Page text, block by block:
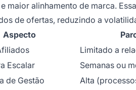
maior alinhamento de marca.
de ofertas, reduzindo a
Aspecto
Limitado a
Escalar
Semanas ou
de Gestão
Alta